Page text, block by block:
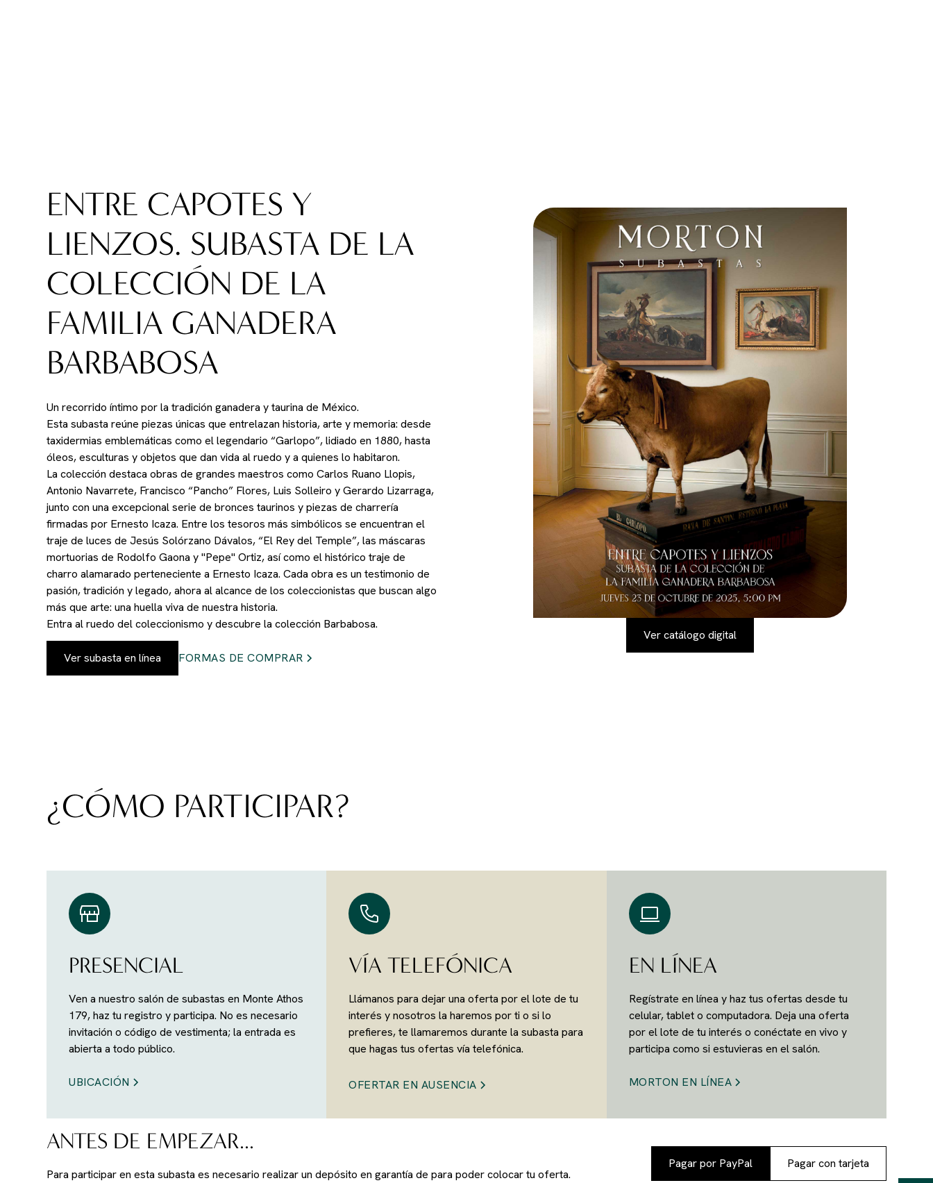
ENTRE CAPOTES Y
LIENZOS. SUBASTA DE LA
COLECCIÓN DE LA
FAMILIA GANADERA
BARBABOSA
Un recorrido íntimo por la tradición ganadera y taurina de México.
Esta subasta reúne piezas únicas que entrelazan historia, arte y memoria: desde
taxidermias emblemáticas como el legendario “Garlopo”, lidiado en 1880, hasta
óleos, esculturas y objetos que dan vida al ruedo y a quienes lo habitaron.
La colección destaca obras de grandes maestros como Carlos Ruano Llopis,
Antonio Navarrete, Francisco “Pancho” Flores, Luis Solleiro y Gerardo Lizarraga,
junto con una excepcional serie de bronces taurinos y piezas de charrería
firmadas por Ernesto Icaza. Entre los tesoros más simbólicos se encuentran el
traje de luces de Jesús Solórzano Dávalos, “El Rey del Temple”, las máscaras
mortuorias de Rodolfo Gaona y "Pepe" Ortiz, así como el histórico traje de
charro alamarado perteneciente a Ernesto Icaza. Cada obra es un testimonio de
pasión, tradición y legado, ahora al alcance de los coleccionistas que buscan algo
más que arte: una huella viva de nuestra historia.
Entra al ruedo del coleccionismo y descubre la colección Barbabosa.
Ver subasta en línea FORMAS DE COMPRAR
Ver catálogo digital
¿CÓMO PARTICIPAR?
PRESENCIAL
Ven a nuestro salón de subastas en Monte Athos
179, haz tu registro y participa. No es necesario
invitación o código de vestimenta; la entrada es
abierta a todo público.
UBICACIÓN
VÍA TELEFÓNICA
Llámanos para dejar una oferta por el lote de tu
interés y nosotros la haremos por ti o si lo
prefieres, te llamaremos durante la subasta para
que hagas tus ofertas vía telefónica.
OFERTAR EN AUSENCIA
EN LÍNEA
Regístrate en línea y haz tus ofertas desde tu
celular, tablet o computadora. Deja una oferta
por el lote de tu interés o conéctate en vivo y
participa como si estuvieras en el salón.
MORTON EN LÍNEA
ANTES DE EMPEZAR...
Para participar en esta subasta es necesario realizar un depósito en garantía depara poder colocar tu oferta.
Pagar por PayPal Pagar con tarjeta